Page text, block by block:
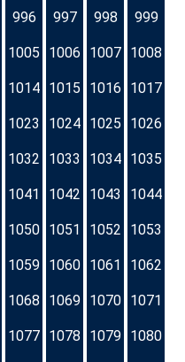
996 997 998 999
1005 1006 1007 1008
1014 1015 1016 1017
1023 1024 1025 1026
1032 1033 1034 1035
1041 1042 1043 1044
1050 1051 1052 1053
1059 1060 1061 1062
1068 1069 1070 1071
1077 1078 1079 1080